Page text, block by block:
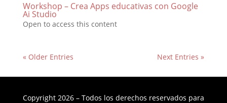
Workshop – Crea Apps educativas con Google
Ai Studio
Open to access this content
« Older Entries Next Entries »
Copyright 2026 – Todos los derechos reservados para